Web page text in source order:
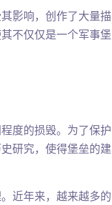
影响，创作了大量描
不仅仅是一个军事堡
度的损毁。为了保护
研究，使得堡垒的建
近年来，越来越多的